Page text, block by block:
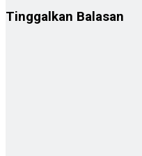
Tinggalkan Balasan